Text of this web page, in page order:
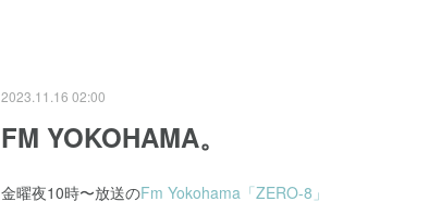
2023.11.16 02:00
FM YOKOHAMA。
金曜夜10時〜放送のFm Yokohama「ZERO-8」